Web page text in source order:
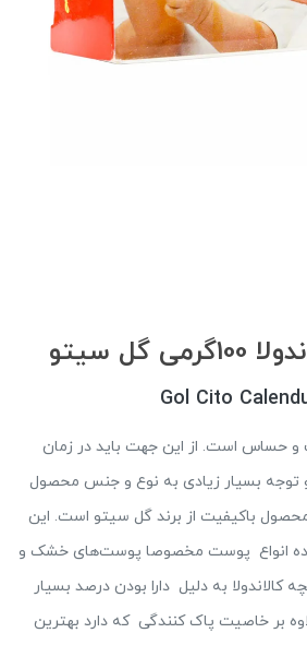
گل سیتو
Gol Cito
حساس است. از این جهت باید در زمان
توجه بسیار زیادی به نوع و جنس محصول
باکیفیت از برند گل سیتو است. این
انواع پوست مخصوصا پوست‌های خشک و
به دلیل دارا بودن درصد بسیار
بر خاصیت پاک کنندگی که دارد بهترین